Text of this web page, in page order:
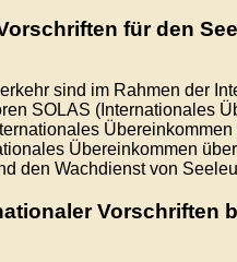
für den
sind im Rahmen der
SOLAS (Internationales
Übereinkommen
Übereinkommen
den Wachdienst von
Vorschriften